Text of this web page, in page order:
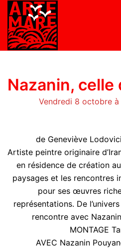
Nazanin, celle
Vendredi 8 octobre à
de Geneviève
Artiste peintre originaire
en résidence de création
paysages et les rencontres
pour ses œuvres
représentations. De
rencontre avec
MONTAGE
AVEC Nazanin